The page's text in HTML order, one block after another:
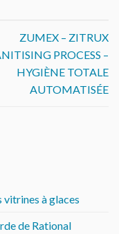
ZUMEX – ZITRUX
PROCESS –
HYGIÈNE TOTALE
AUTOMATISÉE
vitrines à glaces
de Rational